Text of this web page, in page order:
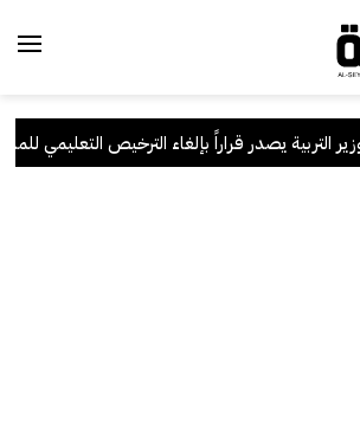
التربية يصدر قراراً بإلغاء الترخيص التعليمي